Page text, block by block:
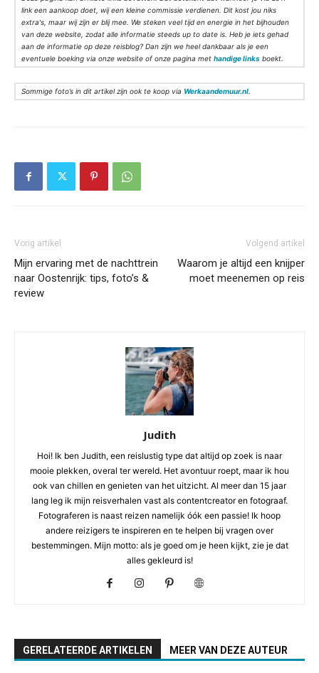
link een aankoop doet, wij een kleine commissie verdienen. Dit kost jou niks
extra's, maar wij zijn er blij mee. We steken veel tijd en energie in het bijhouden
van deze website, zodat alle informatie steeds up to date is. Heb je iets gehad
aan de informatie op deze reisblog? Dan zijn we heel dankbaar als je een
eventuele boeking via onze website of onze pagina met handige links boekt.
Sommige foto’s in dit artikel zijn ook te koop via Werkaandemuur.nl
Vorig artikel
Mijn ervaring met de nachttrein
naar Oostenrijk: tips, foto’s &
review
Volgend artikel
Waarom je altijd een knijper
moet meenemen op reis
Judith
Hoi! Ik ben Judith, een reislustig type dat altijd op zoek is naar
mooie plekken, overal ter wereld. Het avontuur roept, maar ik hou
ook van chillen en genieten van het uitzicht. Al meer dan 15 jaar
lang leg ik mijn reisverhalen vast als contentcreator en fotograaf.
Fotograferen is naast reizen namelijk óók een passie! Ik hoop
andere reizigers te inspireren en te helpen bij vragen over
bestemmingen. Mijn motto: als je goed om je heen kijkt, zie je dat
alles gekleurd is!
GERELATEERDE ARTIKELEN MEER VAN DEZE AUTEUR